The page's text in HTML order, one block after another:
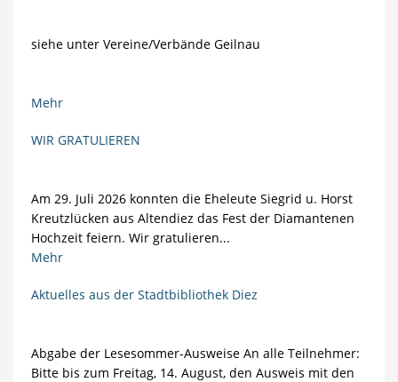
siehe unter Vereine/Verbände Geilnau
Mehr
WIR GRATULIEREN
Am 29. Juli 2026 konnten die Eheleute Siegrid u. Horst
Kreutzlücken aus Altendiez das Fest der Diamantenen
Hochzeit feiern. Wir gratulieren...
Mehr
Aktuelles aus der Stadtbibliothek Diez
Abgabe der Lesesommer-Ausweise An alle Teilnehmer:
Bitte bis zum Freitag, 14. August, den Ausweis mit den